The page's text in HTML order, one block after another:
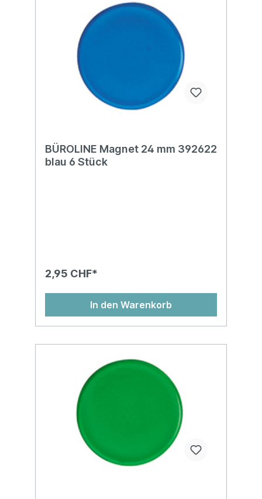
BÜROLINE Magnet 24 mm 392622
blau 6 Stück
2,95 CHF*
In den Warenkorb